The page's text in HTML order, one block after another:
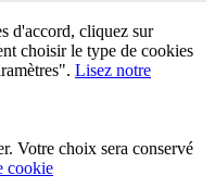
d'accord, cliquez sur
choisir le type de cookies
Lisez notre
Votre choix sera conservé
cookie